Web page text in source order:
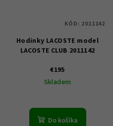
Hodinky LACOSTE model
LACOSTE CLUB 2011142
€195
Skladem
Do košíka
KÓD: 2011142